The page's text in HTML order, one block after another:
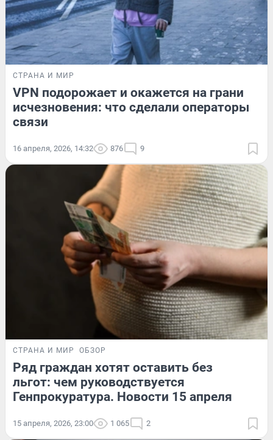
СТРАНА И МИР
VPN подорожает и окажется на грани
исчезновения: что сделали операторы
связи
16 апреля, 2026, 14:32 876 9
СТРАНА И МИР ОБЗОР
Ряд граждан хотят оставить без
льгот: чем руководствуется
Генпрокуратура. Новости 15 апреля
15 апреля, 2026, 23:00 1 065 2